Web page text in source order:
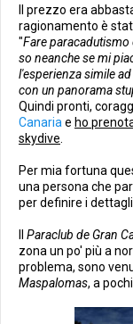
Il prezzo era
ragionamento è
"Fare
so neanche se mi
l'esperienza simile
con un panorama
Quindi pronti,
Canariae ho
skydive.
Per mia fortuna
una persona che
per definire i
Paraclub de Gran
zona un po' più a
problema, sono
Maspalomas, a